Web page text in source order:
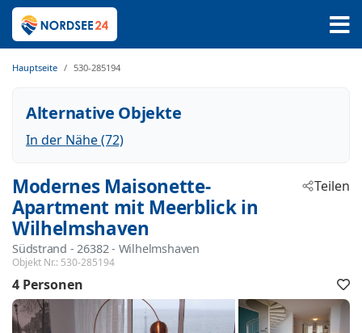
Hauptseite 530-285194
Alternative Objekte
In der Nähe (72)
Modernes Maisonette-
Apartment mit Meerblick in
Wilhelmshaven
Südstrand - 26382 - Wilhelmshaven
Objekt Nr.: 530-285194
Teilen
4 Personen